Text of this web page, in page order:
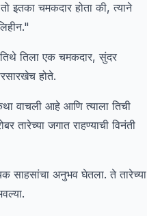
इतका चमकदार होता की, त्याने
तिथे तिला एक चमकदार, सुंदर
होते.
वाचली आहे आणि त्याला तिची
तारेच्या जगात राहण्याची विनंती
साहसांचा अनुभव घेतला. ते तारेच्या